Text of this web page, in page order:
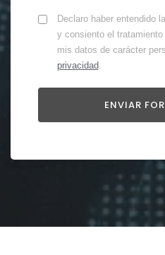
Declaro haber entendido
y consiento el
mis datos de carácter
privacidad.